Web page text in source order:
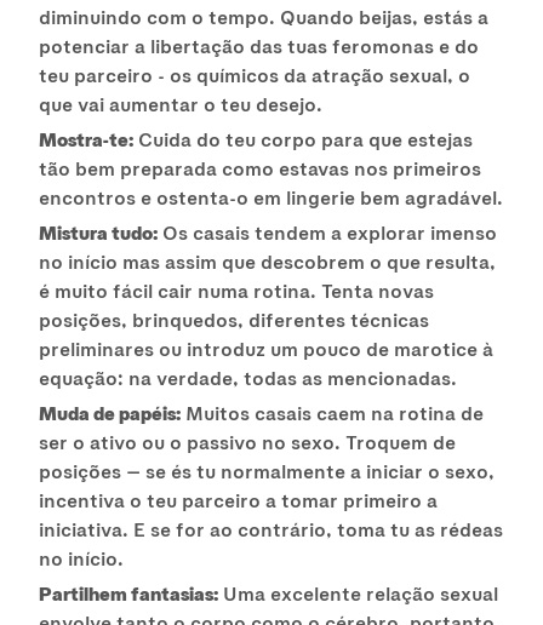
diminuindo com o tempo. Quando beijas, estás a
potenciar a libertação das tuas feromonas e do
teu parceiro - os químicos da atração sexual, o
que vai aumentar o teu desejo.
Mostra-te: Cuida do teu corpo para que estejas
tão bem preparada como estavas nos primeiros
encontros e ostenta-o em lingerie bem agradável.
Mistura tudo: Os casais tendem a explorar imenso
no início mas assim que descobrem o que resulta,
é muito fácil cair numa rotina. Tenta novas
posições, brinquedos, diferentes técnicas
preliminares ou introduz um pouco de marotice à
equação: na verdade, todas as mencionadas.
Muda de papéis: Muitos casais caem na rotina de
ser o ativo ou o passivo no sexo. Troquem de
posições — se és tu normalmente a iniciar o sexo,
incentiva o teu parceiro a tomar primeiro a
iniciativa. E se for ao contrário, toma tu as rédeas
no início.
Partilhem fantasias: Uma excelente relação sexual